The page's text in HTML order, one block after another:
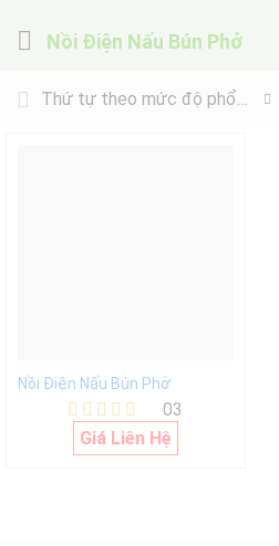
Nồi Điện Nấu Bún Phở
Thứ tự theo mức độ phổ biến
Nồi Điện Nấu Bún Phở
Được xếp
hạng
03
Giá Liên Hệ